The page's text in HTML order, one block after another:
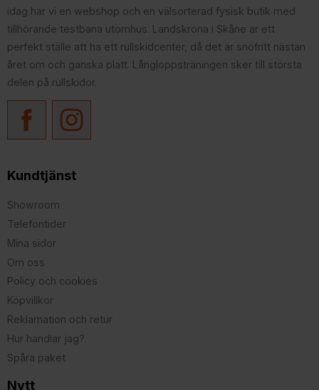
idag har vi en webshop och en välsorterad fysisk butik med
tillhörande testbana utomhus. Landskrona i Skåne är ett
perfekt ställe att ha ett rullskidcenter, då det är snöfritt nästan
året om och ganska platt. Långloppsträningen sker till största
delen på rullskidor.
Kundtjänst
Showroom
Telefontider
Mina sidor
Om oss
Policy och cookies
Köpvillkor
Reklamation och retur
Hur handlar jag?
Spåra paket
Nytt